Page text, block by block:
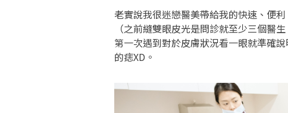
老實說我很迷戀醫美帶給我的快速、便
（之前縫雙眼皮光是問診就至少三個醫
第一次遇到對於皮膚狀況看一眼就準確
的痣XD。